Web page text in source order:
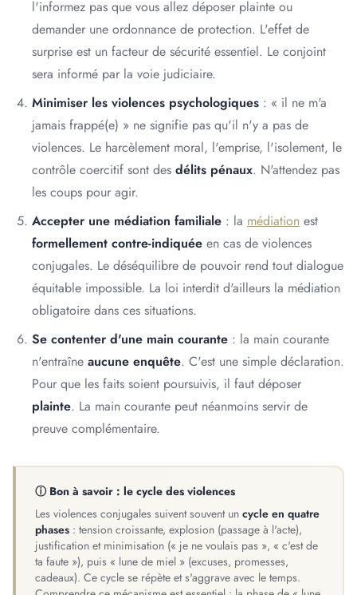
l'informez pas que vous allez déposer plainte ou
demander une ordonnance de protection. L'effet de
surprise est un facteur de sécurité essentiel. Le conjoint
sera informé par la voie judiciaire.
Minimiser les violences psychologiques : « il ne m'a
jamais frappé(e) » ne signifie pas qu'il n'y a pas de
violences. Le harcèlement moral, l'emprise, l'isolement, le
contrôle coercitif sont des délits pénaux. N'attendez pas
les coups pour agir.
Accepter une médiation familiale : la médiation est
formellement contre-indiquée en cas de violences
conjugales. Le déséquilibre de pouvoir rend tout dialogue
équitable impossible. La loi interdit d'ailleurs la médiation
obligatoire dans ces situations.
Se contenter d'une main courante : la main courante
n'entraîne aucune enquête. C'est une simple déclaration.
Pour que les faits soient poursuivis, il faut déposer
plainte. La main courante peut néanmoins servir de
preuve complémentaire.
ⓘ Bon à savoir : le cycle des violences
Les violences conjugales suivent souvent un cycle en quatre
phases : tension croissante, explosion (passage à l'acte),
justification et minimisation (« je ne voulais pas », « c'est de
ta faute »), puis « lune de miel » (excuses, promesses,
cadeaux). Ce cycle se répète et s'aggrave avec le temps.